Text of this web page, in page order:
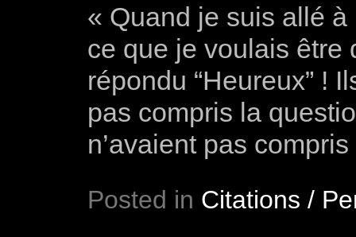
« Quand je suis allé à
ce que je voulais
répondu “Heureux” !
pas compris la
n’avaient pas
Posted in Citations /